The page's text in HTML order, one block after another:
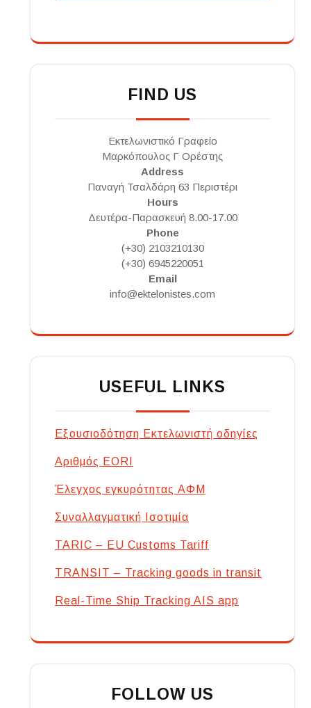
FIND US
Εκτελωνιστικό Γραφείο
Μαρκόπουλος Γ Ορέστης
Address
Παναγή Τσαλδάρη 63 Περιστέρι
Hours
Δευτέρα-Παρασκευή 8.00-17.00
Phone
(+30) 2103210130
(+30) 6945220051
Email
info@ektelonistes.com
USEFUL LINKS
Εξουσιοδότηση Εκτελωνιστή οδηγίες
Αριθμός EORI
Έλεγχος εγκυρότητας ΑΦΜ
Συναλλαγματική Ισοτιμία
TARIC – EU Customs Tariff
TRANSIT – Tracking goods in transit
Real-Time Ship Tracking AIS app
FOLLOW US